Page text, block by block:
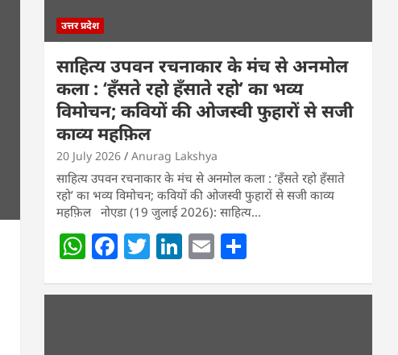
उत्तर प्रदेश
साहित्य उपवन रचनाकार के मंच से अनमोल
कला : ‘हॅंसते रहो हॅंसाते रहो’ का भव्य
विमोचन; कवियों की ओजस्वी फुहारों से सजी
काव्य महफ़िल
20 July 2026 Anurag Lakshya
साहित्य उपवन रचनाकार के मंच से अनमोल कला : ‘हॅंसते रहो हॅंसाते
रहो’ का भव्य विमोचन; कवियों की ओजस्वी फुहारों से सजी काव्य
महफ़िल नोएडा (19 जुलाई 2026): साहित्य…
W
h
at
F
a
c
T
w
itt
Li
n
k
E
m
ai ar